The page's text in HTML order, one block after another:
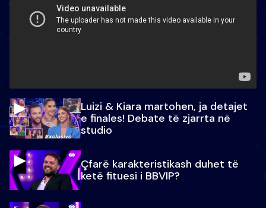
Luizi & Kiara martohen, ja detajet
e finales! Debate të zjarrta në
studio
Çfarë karakteristikash duhet të
ketë fituesi i BBVIP?